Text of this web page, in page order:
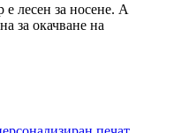
е лесен за носене. А
за окачване на